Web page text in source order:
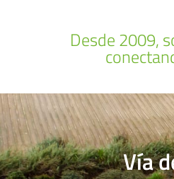
Desde 2009,
Vía